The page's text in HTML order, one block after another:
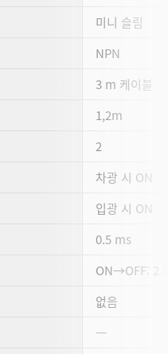
미니 슬림
NPN
3 m 케이블
1,2m
2
차광 시 ON
입광 시 ON
0.5 ms
ON→OFF:
없음
―